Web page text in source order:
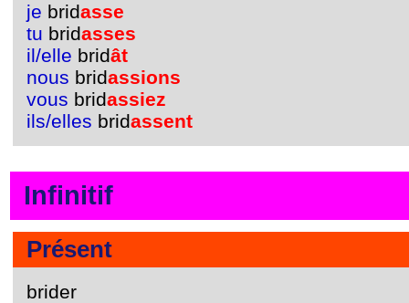
je bridasse
tu bridasses
il/elle bridât
nous bridassions
vous bridassiez
ils/elles bridassent
Infinitif
Présent
brider